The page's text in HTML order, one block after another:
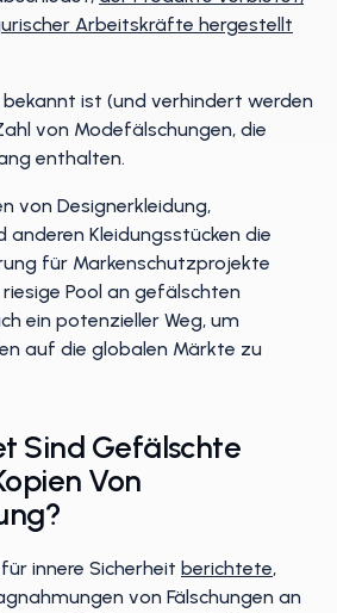
Arbeitskräfte hergestellt
ist (und verhindert werden
von Modefälschungen, die
enthalten.
von Designerkleidung,
Kleidungsstücken die
für Markenschutzprojekte
Pool an gefälschten
ein potenzieller Weg, um
auf die globalen Märkte zu
Sind Gefälschte
Von
innere Sicherheit berichtete,
von Fälschungen an